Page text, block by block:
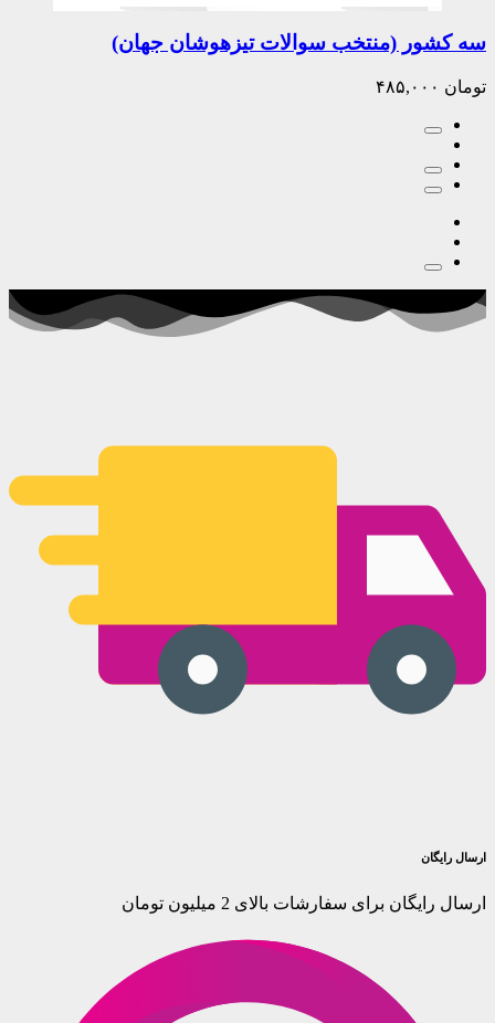
سه کشور (منتخب سوالات تیزهوشان جهان)
تومان
ارسال رایگان
ارسال رایگان برای سفارشات بالای 2 میلیون تومان